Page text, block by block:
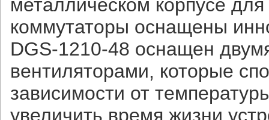
металлическом корпусе
коммутаторы оснащены
DGS-1210-48 оснащен
вентиляторами, которые
зависимости от
увеличить время жизни